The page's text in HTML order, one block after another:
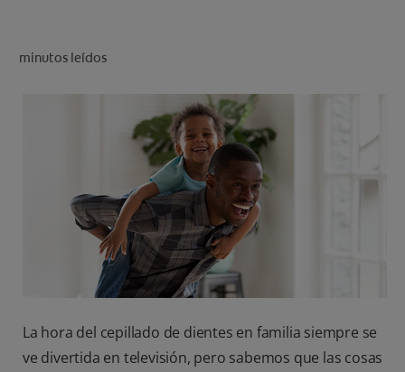
PARA PROFESIONALES
minutos leídos
La hora del cepillado de dientes en familia siempre se
ve divertida en televisión, pero sabemos que las cosas